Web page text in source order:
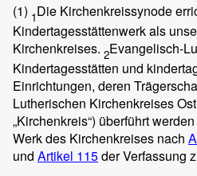
(1) 1Die Kirchenkreissynode
Kindertagesstättenwerk als
Kirchenkreises. 2Evangelisch-
Kindertagesstätten und
Einrichtungen, deren
Lutherischen Kirchenkreises
„Kirchenkreis“) überführt
Werk des Kirchenkreises nach
und Artikel 115der Verfassung